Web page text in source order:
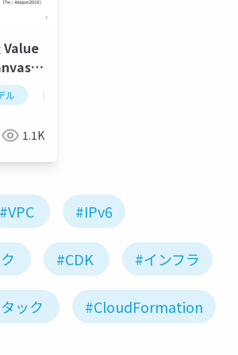
Value
ル
1.1K
#VPC #IPv6
#CDK #インフラ
ック #CloudFormation